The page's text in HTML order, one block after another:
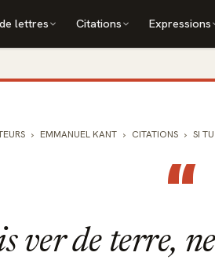
lettres Citations Expressions
EMMANUEL KANT CITATIONS SI
“
ver de terre,